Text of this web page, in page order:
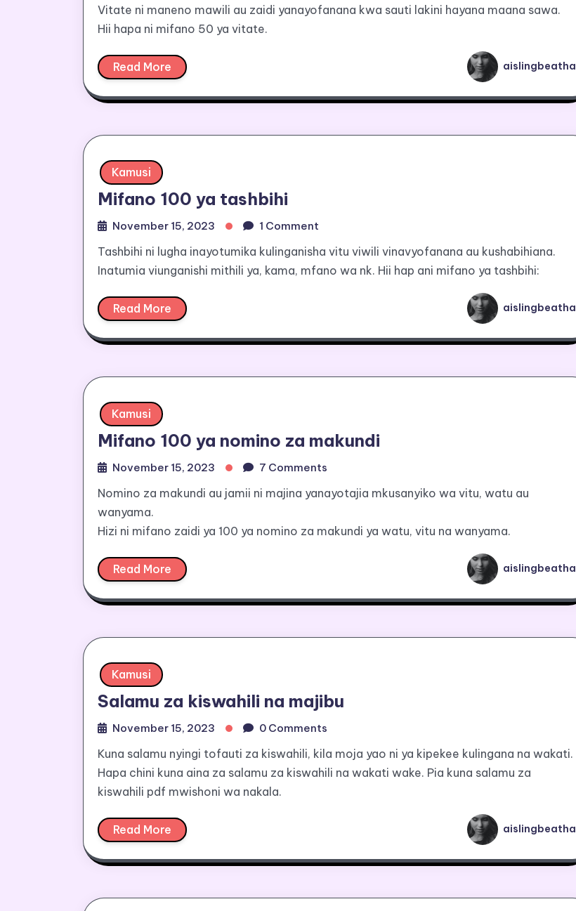
Vitate ni maneno mawili au zaidi yanayofanana kwa sauti lakini hayana maana sawa.
Hii hapa ni mifano 50 ya vitate.
Read More aislingbeatha
Kamusi
Mifano 100 ya tashbihi
November 15, 2023 1 Comment
Tashbihi ni lugha inayotumika kulinganisha vitu viwili vinavyofanana au kushabihiana.
Inatumia viunganishi mithili ya, kama, mfano wa nk. Hii hap ani mifano ya tashbihi:
Read More aislingbeatha
Kamusi
Mifano 100 ya nomino za makundi
November 15, 2023 7 Comments
Nomino za makundi au jamii ni majina yanayotajia mkusanyiko wa vitu, watu au
wanyama.
Hizi ni mifano zaidi ya 100 ya nomino za makundi ya watu, vitu na wanyama.
Read More aislingbeatha
Kamusi
Salamu za kiswahili na majibu
November 15, 2023 0 Comments
Kuna salamu nyingi tofauti za kiswahili, kila moja yao ni ya kipekee kulingana na wakati.
Hapa chini kuna aina za salamu za kiswahili na wakati wake. Pia kuna salamu za
kiswahili pdf mwishoni wa nakala.
Read More aislingbeatha